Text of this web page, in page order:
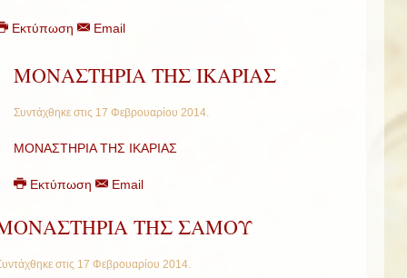
Εκτύπωση Email
ΜΟΝΑΣΤΗΡΙΑ ΤΗΣ ΙΚΑΡΙΑΣ
Συντάχθηκε στις 17 Φεβρουαρίου 2014.
ΜΟΝΑΣΤΗΡΙΑ ΤΗΣ ΙΚΑΡΙΑΣ
Εκτύπωση Email
ΤΗΣ ΣΑΜΟΥ
στις 17 Φεβρουαρίου 2014.